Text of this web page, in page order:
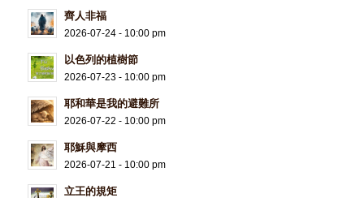
齊人非福
2026-07-24 - 10:00 pm
以色列的植樹節
2026-07-23 - 10:00 pm
耶和華是我的避難所
2026-07-22 - 10:00 pm
耶穌與摩西
2026-07-21 - 10:00 pm
立王的規矩